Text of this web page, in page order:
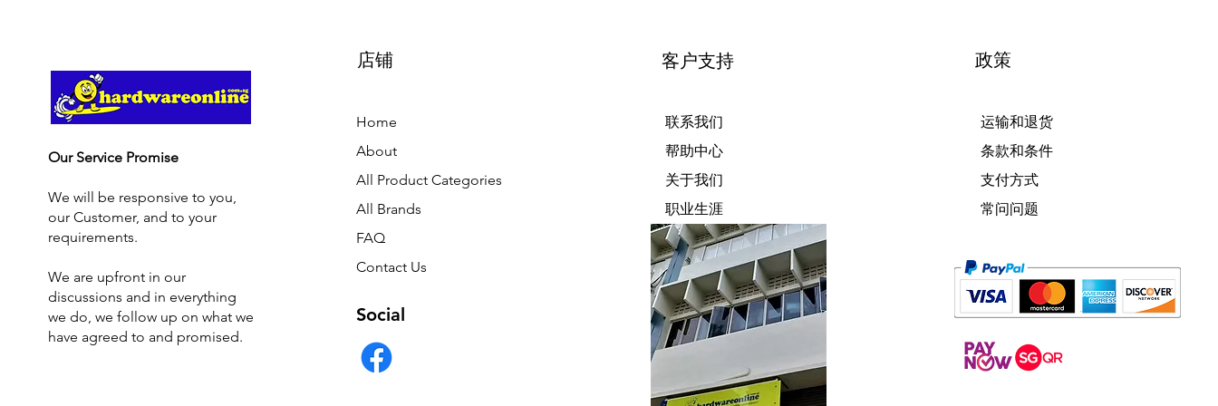
Our Service Promise
We will be responsive to you,
our Customer, and to your
requirements.
We are upfront in our
discussions and in everything
we do, we follow up on what we
have agreed to and promised.
店铺
Home
About
All Product Categories
All Brands
FAQ
Contact Us
Social
客户支持
联系我们
帮助中心
关于我们
职业生涯
政策
运输和退货
条款和条件
支付方式
常问问题